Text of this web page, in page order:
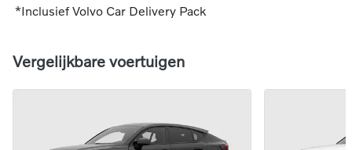
*Inclusief Volvo Car Delivery Pack
Vergelijkbare voertuigen